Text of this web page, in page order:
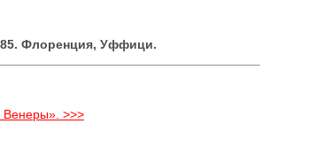
Флоренция, Уффици.
Венеры». >>>